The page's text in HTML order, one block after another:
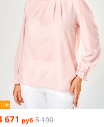
671 руб 5 190